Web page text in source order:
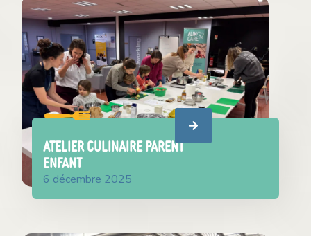
ATELIER CULINAIRE PARENT
ENFANT
6 décembre 2025